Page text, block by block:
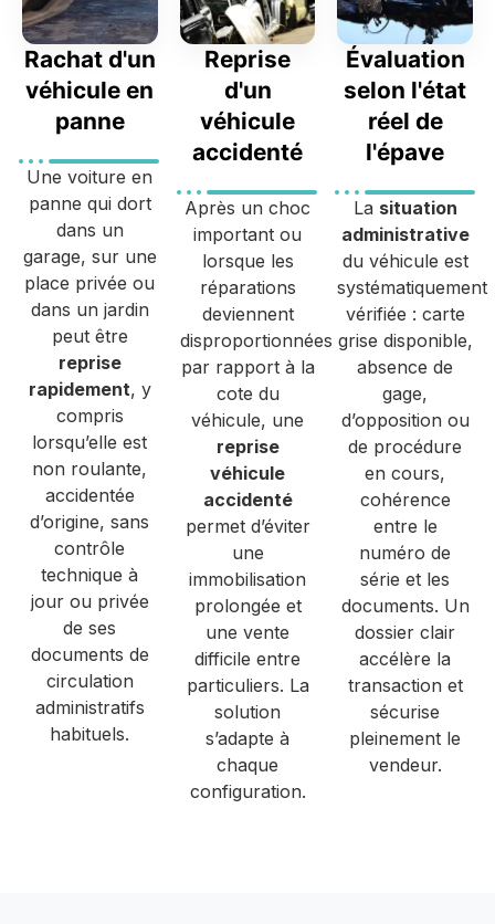
Rachat d'un
véhicule en
panne
Une voiture en
panne qui dort
dans un
garage, sur une
place privée ou
dans un jardin
peut être
reprise
rapidement, y
compris
lorsqu’elle est
non roulante,
accidentée
d’origine, sans
contrôle
technique à
jour ou privée
de ses
documents de
circulation
administratifs
habituels.
Reprise
d'un
véhicule
accidenté
Après un choc
important ou
lorsque les
réparations
deviennent
disproportionnées
par rapport à la
cote du
véhicule, une
reprise
véhicule
accidenté
permet d’éviter
une
immobilisation
prolongée et
une vente
difficile entre
particuliers. La
solution
s’adapte à
chaque
configuration.
Évaluation
selon l'état
réel de
l'épave
La situation
administrative
du véhicule est
systématiquement
vérifiée : carte
grise disponible,
absence de
gage,
d’opposition ou
de procédure
en cours,
cohérence
entre le
numéro de
série et les
documents. Un
dossier clair
accélère la
transaction et
sécurise
pleinement le
vendeur.